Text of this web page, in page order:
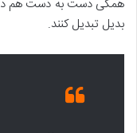
همگی دست به دست هم
بدیل تبدیل کنند.